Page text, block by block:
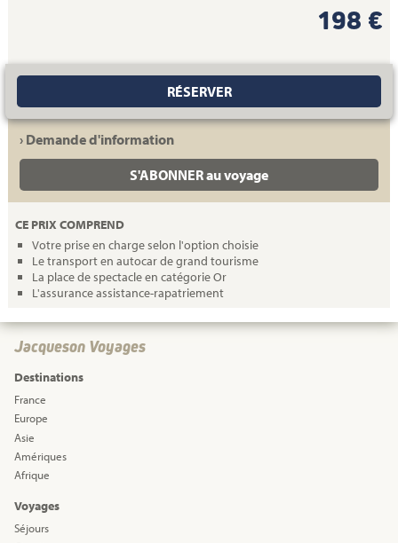
198 €
RÉSERVER
› Demande d'information
S'ABONNER au voyage
CE PRIX COMPREND
Votre prise en charge selon l'option choisie
Le transport en autocar de grand tourisme
La place de spectacle en catégorie Or
L'assurance assistance-rapatriement
Jacqueson Voyages
Destinations
France
Europe
Asie
Amériques
Afrique
Voyages
Séjours